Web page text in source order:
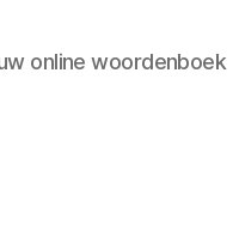
online woordenboek